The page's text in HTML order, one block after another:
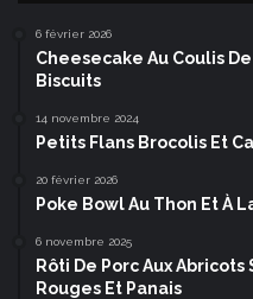
6 février 2026
Cheesecake Au Coulis
Biscuits
14 novembre 2024
Petits Flans Brocolis Et
20 février 2026
Poke Bowl Au Thon Et À
6 novembre 2025
Rôti De Porc Aux
Rouges Et Panais